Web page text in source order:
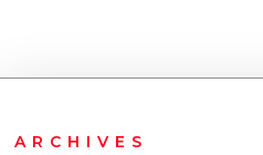
ARCHIVES